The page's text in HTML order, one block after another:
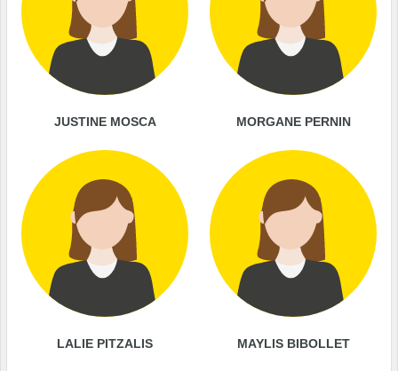
JUSTINE MOSCA MORGANE PERNIN
LALIE PITZALIS MAYLIS BIBOLLET